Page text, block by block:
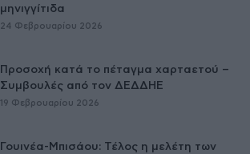
μηνιγγίτιδα
24 Φεβρουαρίου 2026
Προσοχή κατά το πέταγμα χαρταετού –
Συμβουλές από τον ΔΕΔΔΗΕ
19 Φεβρουαρίου 2026
Γουινέα-Μπισάου: Τέλος η μελέτη των